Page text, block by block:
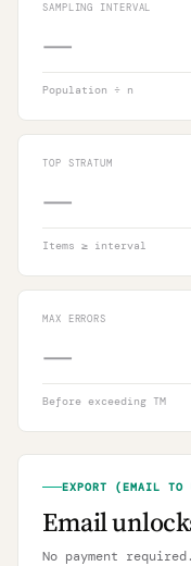
SAMPLING INTERVAL
—
Population ÷ n
TOP STRATUM
—
Items ≥ interval
MAX ERRORS
—
Before exceeding TM
EXPORT (EMAIL TO
Email
No payment